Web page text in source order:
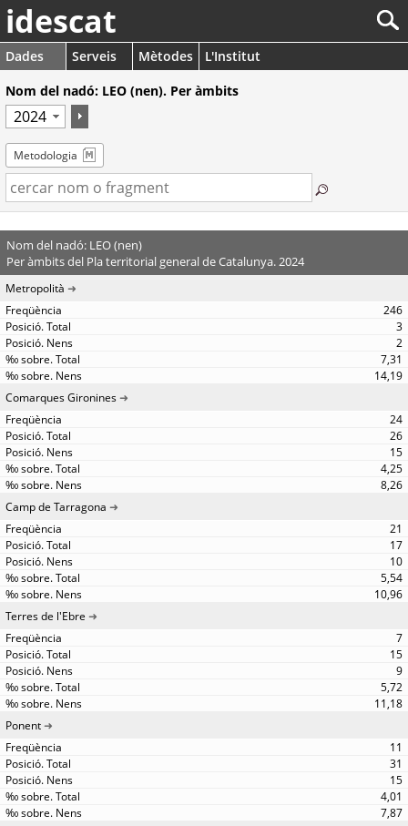
idescat
Dades Serveis Mètodes
L'Institut
Nom del nadó: LEO (nen). Per àmbits
Metodologia
Nom del nadó: LEO (nen)
Per àmbits del Pla territorial general de Catalunya. 2024
Metropolità
246
3
2
7,31
14,19
Comarques Gironines
24
26
15
4,25
8,26
Camp de Tarragona
21
17
10
5,54
10,96
Terres de l'Ebre
7
15
9
5,72
11,18
Ponent
11
31
15
4,01
7,87